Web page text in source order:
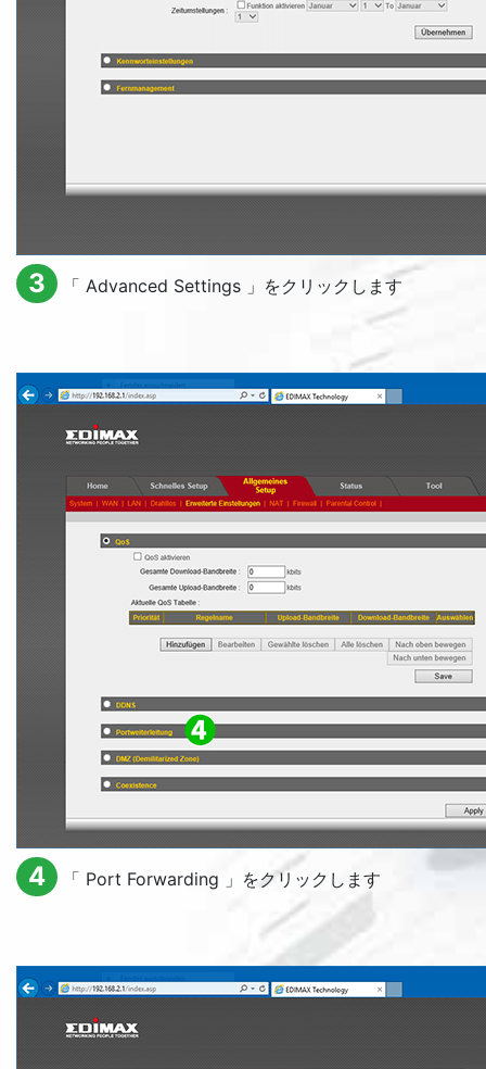
3 「 Advanced Settings」をクリックします
4 「 Port Forwarding 」をクリックします